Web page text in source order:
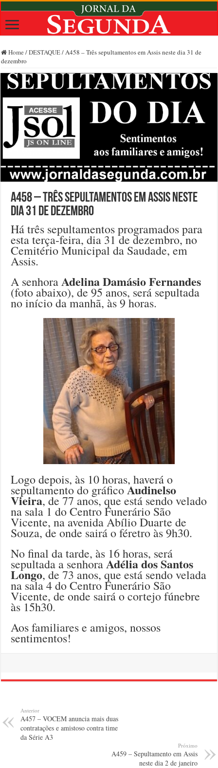
Home /DESTAQUE/A458 – Três sepultamentos em Assis neste dia 31 de
dezembro
A458 – Três sepultamentos em Assis neste
dia 31 de dezembro
Há três sepultamentos programados para
esta terça-feira, dia 31 de dezembro, no
Cemitério Municipal da Saudade, em
Assis.
A senhoraAdelina Damásio Fernandes
(foto abaixo), de 95 anos, será sepultada
no início da manhã, às 9 horas.
Logo depois, às 10 horas, haverá o
sepultamento do gráficoAudinelso
Vieira, de 77 anos, que está sendo velado
na sala 1 do Centro Funerário São
Vicente, na avenida Abílio Duarte de
Souza, de onde sairá o féretro às 9h30.
No final da tarde, às 16 horas, será
sepultada a senhoraAdélia dos Santos
Longo, de 73 anos, que está sendo velada
na sala 4 do Centro Funerário São
Vicente, de onde sairá o cortejo fúnebre
às 15h30.
Aos familiares e amigos, nossos
sentimentos!
Anterior
A457 – VOCEM anuncia mais duas
contratações e amistoso contra time
da Série A3
Próximo
A459 – Sepultamento em Assis
neste dia 2 de janeiro